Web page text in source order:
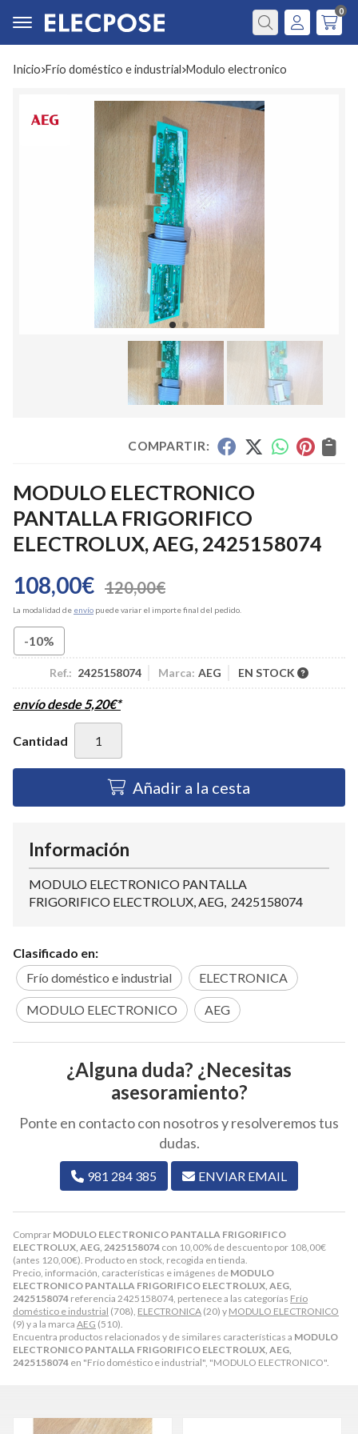
Buscar
0
Inicio frío doméstico e industrial modulo electronico
COMPARTIR:
MODULO ELECTRONICO
PANTALLA FRIGORIFICO
ELECTROLUX, AEG, 2425158074
108,00€ 120,00€
La modalidad de envío puede variar el importe final del pedido.
-10%
Ref.: 2425158074 Marca: AEG EN STOCK
envío desde5,20€*
Cantidad
Añadir a la cesta
Comprar MODULO ELECTRONICO PANTALLA FRIGORIFICO
ELECTROLUX, AEG, 2425158074 con 10,00% de descuento por 108,00€
(antes 120,00€). Producto en stock, recogida en tienda.
Precio, información, características e imágenes de MODULO
ELECTRONICO PANTALLA FRIGORIFICO ELECTROLUX, AEG,
2425158074 referencia 2425158074, pertenece a las categorías Frío
doméstico e industrial (708), ELECTRONICA (20) y MODULO ELECTRONICO
(9) y a la marca AEG (510).
Encuentra productos relacionados y de similares características a MODULO
ELECTRONICO PANTALLA FRIGORIFICO ELECTROLUX, AEG,
2425158074 en "Frío doméstico e industrial", "MODULO ELECTRONICO".
Información
MODULO ELECTRONICO PANTALLA
FRIGORIFICO ELECTROLUX, AEG, 2425158074
Clasificado en:
Frío doméstico e industrial
ELECTRONICA
MODULO ELECTRONICO AEG
¿Alguna duda? ¿Necesitas
asesoramiento?
Ponte en contacto con nosotros y resolveremos tus
dudas.
981 284 385 ENVIAR EMAIL